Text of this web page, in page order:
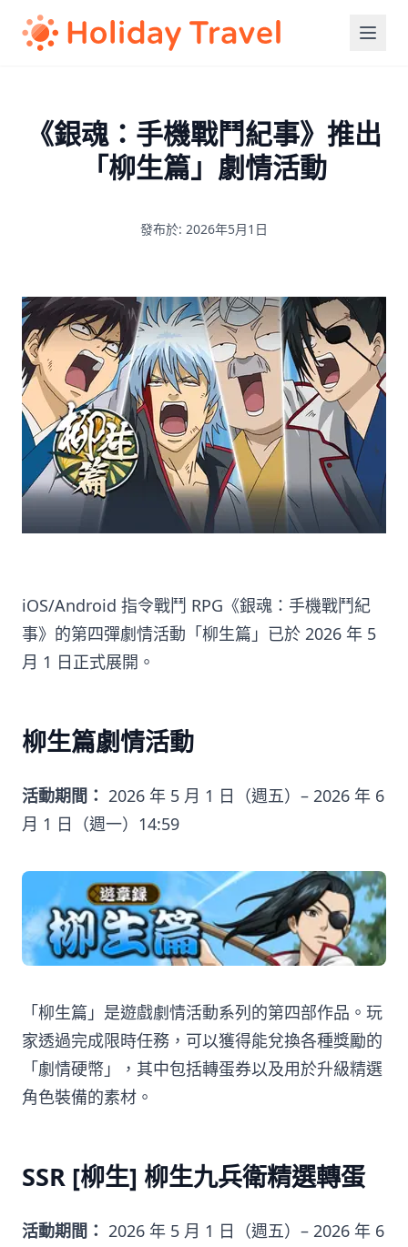
《銀魂：手機戰鬥紀事》推出
「柳生篇」劇情活動
發布於: 2026年5月1日
iOS/Android 指令戰鬥 RPG《銀魂：手機戰鬥紀
事》的第四彈劇情活動「柳生篇」已於 2026 年 5
月 1 日正式展開。
柳生篇劇情活動
活動期間： 2026 年 5 月 1 日（週五）– 2026 年 6
月 1 日（週一）14:59
「柳生篇」是遊戲劇情活動系列的第四部作品。玩
家透過完成限時任務，可以獲得能兌換各種獎勵的
「劇情硬幣」，其中包括轉蛋券以及用於升級精選
角色裝備的素材。
SSR [柳生] 柳生九兵衛精選轉蛋
活動期間： 2026 年 5 月 1 日（週五）– 2026 年 6